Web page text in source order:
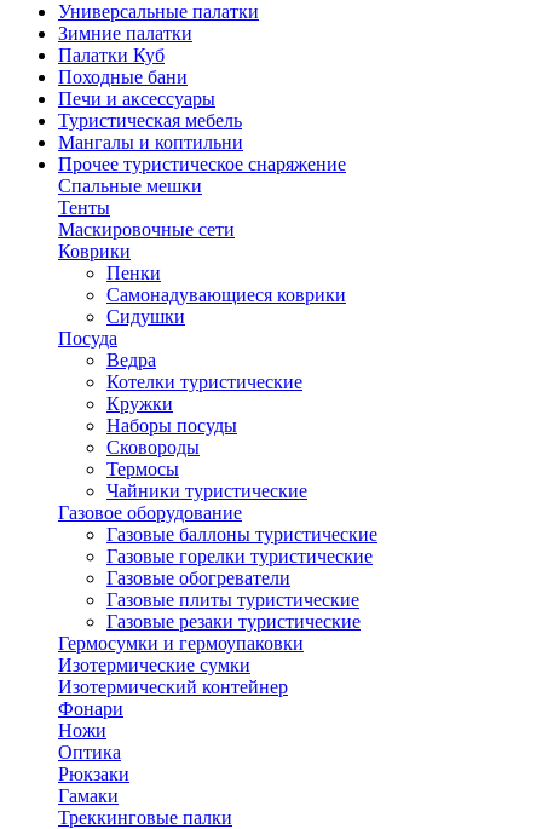
Универсальные палатки
Зимние палатки
Палатки Куб
Походные бани
Печи и аксессуары
Туристическая мебель
Мангалы и коптильни
Прочее туристическое снаряжение
Спальные мешки
Тенты
Маскировочные сети
Коврики
Пенки
Самонадувающиеся коврики
Сидушки
Посуда
Ведра
Котелки туристические
Кружки
Наборы посуды
Сковороды
Термосы
Чайники туристические
Газовое оборудование
Газовые баллоны туристические
Газовые горелки туристические
Газовые обогреватели
Газовые плиты туристические
Газовые резаки туристические
Гермосумки и гермоупаковки
Изотермические сумки
Изотермический контейнер
Фонари
Ножи
Оптика
Рюкзаки
Гамаки
Треккинговые палки